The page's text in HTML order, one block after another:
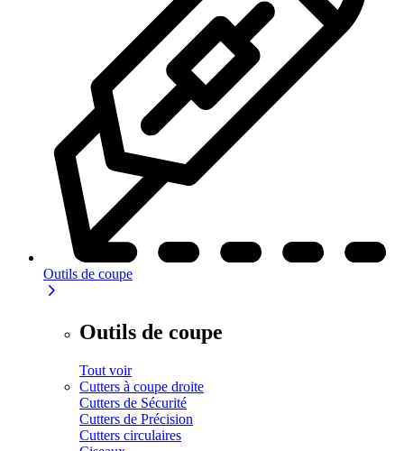
Outils de coupe
Outils de coupe
Tout voir
Cutters à coupe droite
Cutters de Sécurité
Cutters de Précision
Cutters circulaires